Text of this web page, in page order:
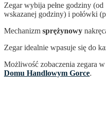
Zegar wybija pełne godziny
wskazanej godziny) i połówki
Mechanizm sprężynowy
Zegar idealnie wpasuje się do
Możliwość zobaczenia zegara
Domu Handlowym Gorce.